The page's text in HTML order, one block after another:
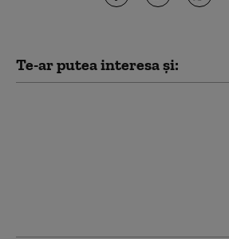
Te-ar putea interesa și: